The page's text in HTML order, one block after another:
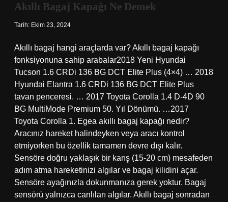
Akıllı Bagaj Kapağı Ne Demek
Tarih: Ekim 23, 2024
Akıllı bagaj hangi araçlarda var? Akıllı bagaj kapağı
fonksiyonuna sahip arabalar2018 Yeni Hyundai
Tucson 1.6 CRDi 136 BG DCT Elite Plus (4×4) … 2018
Hyundai Elantra 1.6 CRDi 136 BG DCT Elite Plus
tavan penceresi. … 2017 Toyota Corolla 1.4 D-4D 90
BG MultiMode Premium 50. Yıl Dönümü. …2017
Toyota Corolla 1. Egea akıllı bagaj kapağı nedir?
Aracınız hareket halindeyken veya aracı kontrol
etmiyorken bu özellik tamamen devre dışı kalır.
Sensöre doğru yaklaşık bir karış (15-20 cm) mesafeden
adım atma hareketinizi algılar ve bagaj kilidini açar.
Sensöre ayağınızla dokunmanıza gerek yoktur. Bagaj
sensörü yalnızca canlıları algılar. Akıllı bagaj sonradan